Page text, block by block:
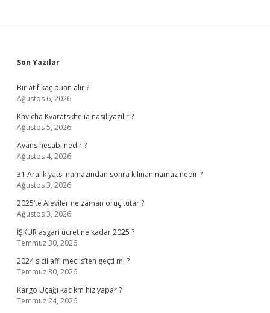
Sidebar
Son Yazılar
Bir atıf kaç puan alır ?
Ağustos 6, 2026
Khvicha Kvaratskhelia nasıl yazılır ?
Ağustos 5, 2026
Avans hesabı nedir ?
Ağustos 4, 2026
31 Aralık yatsı namazından sonra kılınan namaz nedir ?
Ağustos 3, 2026
2025’te Aleviler ne zaman oruç tutar ?
Ağustos 3, 2026
İŞKUR asgari ücret ne kadar 2025 ?
Temmuz 30, 2026
2024 sicil affı meclis’ten geçti mi ?
Temmuz 30, 2026
Kargo Uçağı kaç km hız yapar ?
Temmuz 24, 2026